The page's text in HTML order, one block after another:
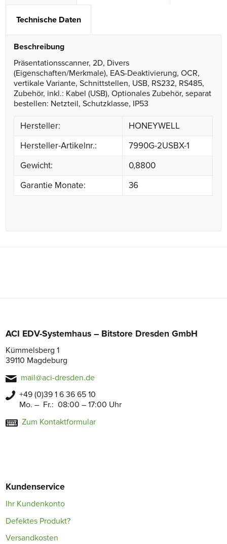
Technische Daten
Beschreibung
Präsentationsscanner, 2D, Divers
(Eigenschaften/Merkmale), EAS-Deaktivierung, OCR,
vertikale Variante, Schnittstellen, USB, RS232, RS485,
Zubehör, inkl.: Kabel (USB), Optionales Zubehör, separat
bestellen: Netzteil, Schutzklasse, IP53
Hersteller:
HONEYWELL
Hersteller-Artikelnr.:
7990G-2USBX-1
Gewicht:
0,8800
Garantie Monate:
36
ACI EDV-Systemhaus – Bitstore Dresden GmbH
Kümmelsberg 1
39110 Magdeburg
mail@aci-dresden.de
+49 (0)39 1 6 36 65 10
Mo. – Fr.: 08:00 – 17:00 Uhr
Zum Kontaktformular
Kundenservice
Ihr Kundenkonto
Defektes Produkt?
Versandkosten